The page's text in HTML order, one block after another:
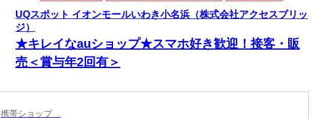
UQスポット イオンモールいわき小名浜（株式会社アクセスブリッ
ジ）
★キレイなauショップ★スマホ好き歓迎！接客・販
売＜賞与年2回有＞
携帯ショップ